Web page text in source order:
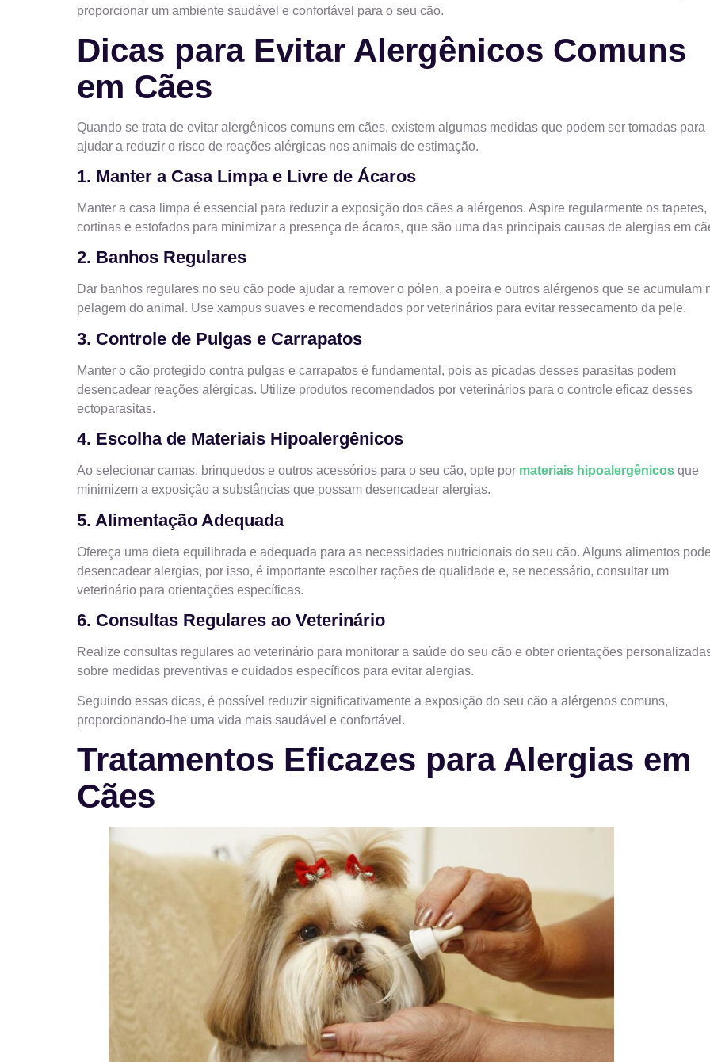
proporcionar um ambiente saudável e confortável para o seu cão.
Dicas para Evitar Alergênicos Comuns
em Cães
Quando se trata de evitar alergênicos comuns em cães, existem algumas medidas que podem ser tomadas para
ajudar a reduzir o risco de reações alérgicas nos animais de estimação.
1. Manter a Casa Limpa e Livre de Ácaros
Manter a casa limpa é essencial para reduzir a exposição dos cães a alérgenos. Aspire regularmente os tapetes,
cortinas e estofados para minimizar a presença de ácaros, que são uma das principais causas de alergias em
2. Banhos Regulares
Dar banhos regulares no seu cão pode ajudar a remover o pólen, a poeira e outros alérgenos que se acumulam
pelagem do animal. Use xampus suaves e recomendados por veterinários para evitar ressecamento da pele.
3. Controle de Pulgas e Carrapatos
Manter o cão protegido contra pulgas e carrapatos é fundamental, pois as picadas desses parasitas podem
desencadear reações alérgicas. Utilize produtos recomendados por veterinários para o controle eficaz desses
ectoparasitas.
4. Escolha de Materiais Hipoalergênicos
Ao selecionar camas, brinquedos e outros acessórios para o seu cão, opte por materiais hipoalergênicos que
minimizem a exposição a substâncias que possam desencadear alergias.
5. Alimentação Adequada
Ofereça uma dieta equilibrada e adequada para as necessidades nutricionais do seu cão. Alguns alimentos
desencadear alergias, por isso, é importante escolher rações de qualidade e, se necessário, consultar um
veterinário para orientações específicas.
6. Consultas Regulares ao Veterinário
Realize consultas regulares ao veterinário para monitorar a saúde do seu cão e obter orientações
sobre medidas preventivas e cuidados específicos para evitar alergias.
Seguindo essas dicas, é possível reduzir significativamente a exposição do seu cão a alérgenos comuns,
proporcionando-lhe uma vida mais saudável e confortável.
Tratamentos Eficazes para Alergias em
Cães